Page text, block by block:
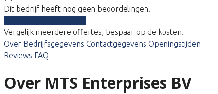
Dit bedrijf heeft nog geen beoordelingen.
Vergelijk meerdere offertes, bespaar op de kosten!
Over Bedrijfsgegevens Contactgegevens Openingstijden
Reviews FAQ
Over MTS Enterprises BV